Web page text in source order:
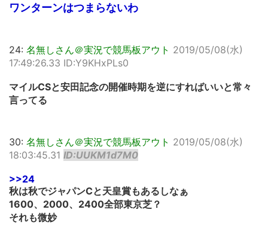
ワンターンはつまらないわ
24: 名無しさん＠実況で競馬板アウト 2019/05/08(水)
17:49:26.33 ID:Y9KHxPLs0
マイルCSと安田記念の開催時期を逆にすればいいと常々
言ってる
30: 名無しさん＠実況で競馬板アウト 2019/05/08(水)
18:03:45.31 ID:UUKM1d7M0
>>24
秋は秋でジャパンCと天皇賞もあるしなぁ
1600、2000、2400全部東京芝？
それも微妙